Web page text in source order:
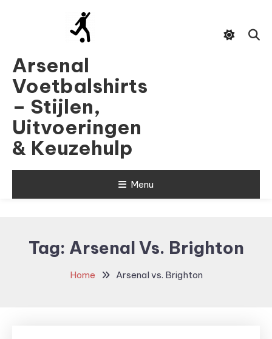
Arsenal
Voetbalshirts
– Stijlen,
Uitvoeringen
& Keuzehulp
Menu
Tag: Arsenal Vs. Brighton
Home Arsenal vs. Brighton